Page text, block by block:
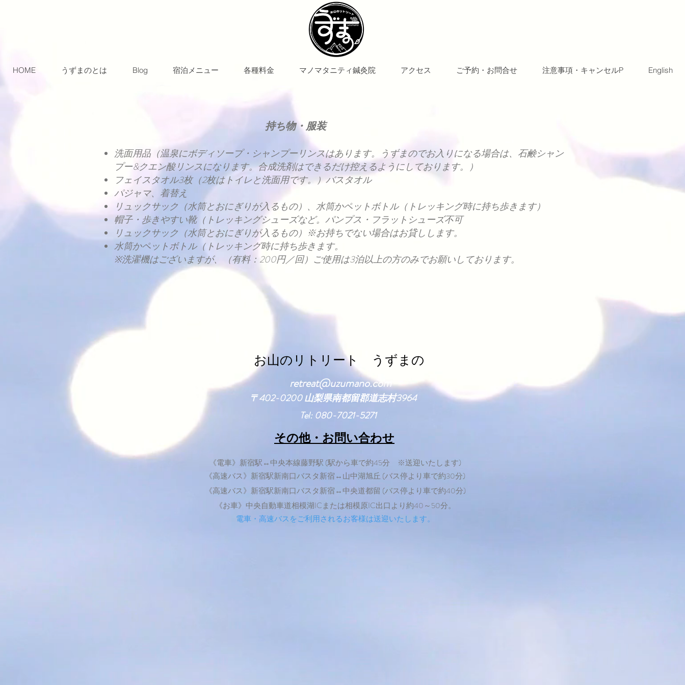
HOME うずまのとは Blog 宿泊メニュー 各種料金 マノマタニティ鍼灸院 アクセス ご予約・お問合せ 注意事項・キャンセルP English
持ち物・服装
洗面用品（温泉にボディソープ・シャンプーリンスはあります。うずまのでお入りになる場合は、石鹸シャン
プー&クエン酸リンスになります。合成洗剤はできるだけ控えるようにしております。）
フェイスタオル3枚（2枚はトイレと洗面用です。）バスタオル
パジャマ、着替え
リュックサック（水筒とおにぎりが入るもの）、水筒かペットボトル（トレッキング時に持ち歩きます）
帽子・歩きやすい靴（トレッキングシューズなど。パンプス・フラットシューズ不可
リュックサック（水筒とおにぎりが入るもの）※お持ちでない場合はお貸しします。
水筒かペットボトル（トレッキング時に持ち歩きます。
※洗濯機はございますが、（有料：200円／回）ご使用は3泊以上の方のみでお願いしております。
​お山のリトリート うずまの
retreat@uzumano.com
​〒402-0200 山梨県南都留郡道志村3964
Tel: 080-7021-5271
​その他・お問い合わせ
《電車》新宿駅↔中央本線藤野駅 (駅から車で約45分 ※送迎いたします)
《高速バス》新宿駅新南口バスタ新宿↔山中湖旭丘 (バス停より車で約30分)
《高速バス》新宿駅新南口バスタ新宿↔中央道都留 (バス停より車で約40分)
《お車》中央自動車道相模湖ICまたは相模原IC出口より約40～50分。
電車・高速バスをご利用されるお客様は送迎いたします。